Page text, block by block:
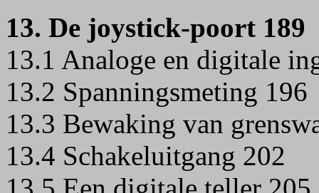
13. De joystick-poort 189
13.1 Analoge en digitale
13.2 Spanningsmeting 196
13.3 Bewaking van
13.4 Schakeluitgang 202